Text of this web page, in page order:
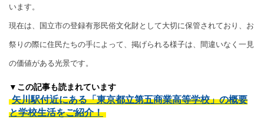
います。
現在は、国立市の登録有形民俗文化財として大切に保管されており、お
祭りの際に住民たちの手によって、掲げられる様子は、間違いなく一見
の価値がある光景です。
▼この記事も読まれています
矢川駅付近にある「東京都立第五商業高等学校」の概要
と学校生活をご紹介！